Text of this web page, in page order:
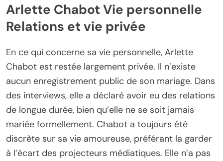
Arlette Chabot Vie personnelle
Relations et vie privée
En ce qui concerne sa vie personnelle, Arlette
Chabot est restée largement privée. Il n’existe
aucun enregistrement public de son mariage. Dans
des interviews, elle a déclaré avoir eu des relations
de longue durée, bien qu’elle ne se soit jamais
mariée formellement. Chabot a toujours été
discrète sur sa vie amoureuse, préférant la garder
à l’écart des projecteurs médiatiques. Elle n’a pas